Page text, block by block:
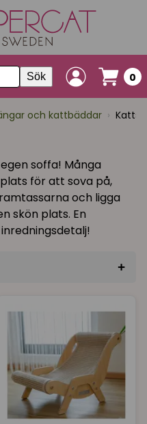
Sök 0
och kattbäddar ›
soffa! Många
för att sova på,
och ligga
skön plats. En
+